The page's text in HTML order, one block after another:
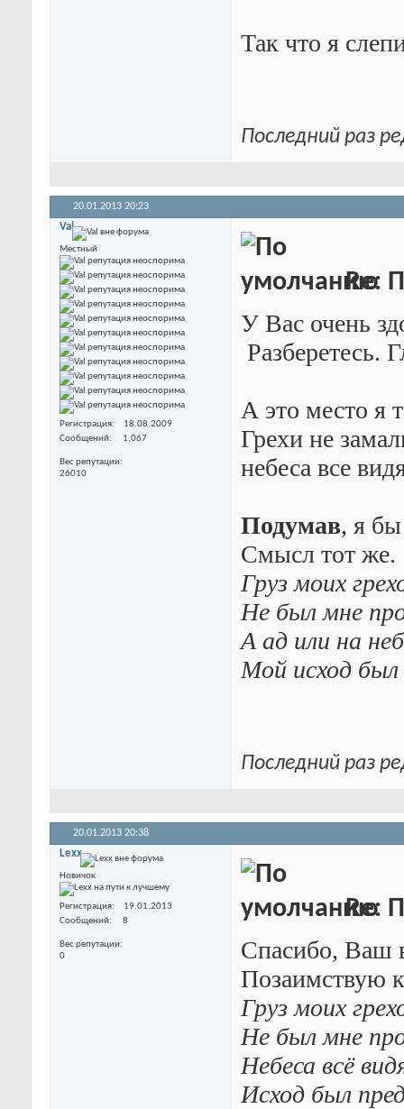
Так что я
Последний раз
20.01.2013 20:23
Val
Местный
Регистрация
18.08.2009
Сообщений
1,067
Вес репутации
26010
Re:
У Вас очень
Разберетесь.
А это место я
Грехи не
небеса все
Подумав, я бы
Смысл тот же.
Груз моих
Не был мне
А ад или на
Мой исход
Последний раз
20.01.2013 20:38
Lexx
Новичок
Регистрация
19.01.2013
Сообщений
8
Вес репутации
0
Re:
Спасибо, Ваш
Позаимствую
Груз моих
Не был мне
Небеса всё
Исход был